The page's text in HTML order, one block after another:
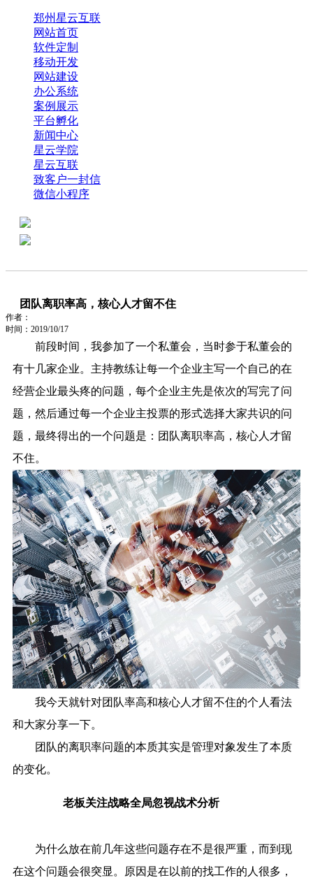
郑州星云互联
网站首页
软件定制
移动开发
网站建设
办公系统
案例展示
平台孵化
新闻中心
星云学院
星云互联
致客户一封信
微信小程序
团队离职率高，核心人才留不住
作者：
时间：2019/10/17
前段时间，我参加了一个私董会，当时参于私董会的
有十几家企业。主持教练让每一个企业主写一个自己的在
经营企业最头疼的问题，每个企业主先是依次的写完了问
题，然后通过每一个企业主投票的形式选择大家共识的问
题，最终得出的一个问题是：团队离职率高，核心人才留
不住。
我今天就针对团队率高和核心人才留不住的个人看法
和大家分享一下。
团队的离职率问题的本质其实是管理对象发生了本质
的变化。
老板关注战略全局忽视战术分析
为什么放在前几年这些问题存在不是很严重，而到现
在这个问题会很突显。原因是在以前的找工作的人很多，